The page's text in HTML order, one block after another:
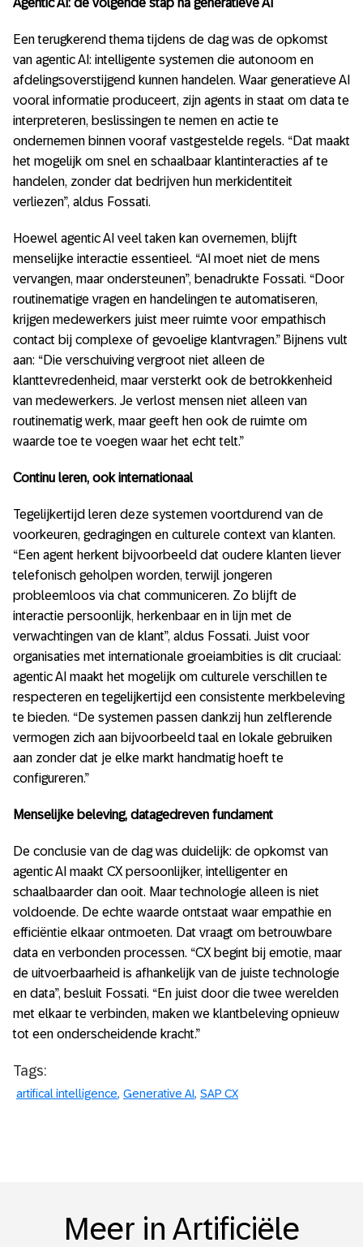
Agentic AI: de volgende stap na generatieve AI
Een terugkerend thema tijdens de dag was de opkomst
van agentic AI: intelligente systemen die autonoom en
afdelingsoverstijgend kunnen handelen. Waar generatieve AI
vooral informatie produceert, zijn agents in staat om data te
interpreteren, beslissingen te nemen en actie te
ondernemen binnen vooraf vastgestelde regels. “Dat maakt
het mogelijk om snel en schaalbaar klantinteracties af te
handelen, zonder dat bedrijven hun merkidentiteit
verliezen”, aldus Fossati.
Hoewel agentic AI veel taken kan overnemen, blijft
menselijke interactie essentieel. “AI moet niet de mens
vervangen, maar ondersteunen”, benadrukte Fossati. “Door
routinematige vragen en handelingen te automatiseren,
krijgen medewerkers juist meer ruimte voor empathisch
contact bij complexe of gevoelige klantvragen.” Bijnens vult
aan: “Die verschuiving vergroot niet alleen de
klanttevredenheid, maar versterkt ook de betrokkenheid
van medewerkers. Je verlost mensen niet alleen van
routinematig werk, maar geeft hen ook de ruimte om
waarde toe te voegen waar het echt telt.”
Continu leren, ook internationaal
Tegelijkertijd leren deze systemen voortdurend van de
voorkeuren, gedragingen en culturele context van klanten.
“Een agent herkent bijvoorbeeld dat oudere klanten liever
telefonisch geholpen worden, terwijl jongeren
probleemloos via chat communiceren. Zo blijft de
interactie persoonlijk, herkenbaar en in lijn met de
verwachtingen van de klant”, aldus Fossati. Juist voor
organisaties met internationale groeiambities is dit cruciaal:
agentic AI maakt het mogelijk om culturele verschillen te
respecteren en tegelijkertijd een consistente merkbeleving
te bieden. “De systemen passen dankzij hun zelflerende
vermogen zich aan bijvoorbeeld taal en lokale gebruiken
aan zonder dat je elke markt handmatig hoeft te
configureren.”
Menselijke beleving, datagedreven fundament
De conclusie van de dag was duidelijk: de opkomst van
agentic AI maakt CX persoonlijker, intelligenter en
schaalbaarder dan ooit. Maar technologie alleen is niet
voldoende. De echte waarde ontstaat waar empathie en
efficiëntie elkaar ontmoeten. Dat vraagt om betrouwbare
data en verbonden processen. “CX begint bij emotie, maar
de uitvoerbaarheid is afhankelijk van de juiste technologie
en data”, besluit Fossati. “En juist door die twee werelden
met elkaar te verbinden, maken we klantbeleving opnieuw
tot een onderscheidende kracht.”
Tags:
artifical intelligence Generative AI SAP CX
Meer in Artificiële